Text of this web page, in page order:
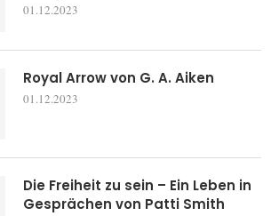
01.12.2023
Royal Arrow von G. A. Aiken
01.12.2023
Die Freiheit zu sein – Ein Leben in
Gesprächen von Patti Smith